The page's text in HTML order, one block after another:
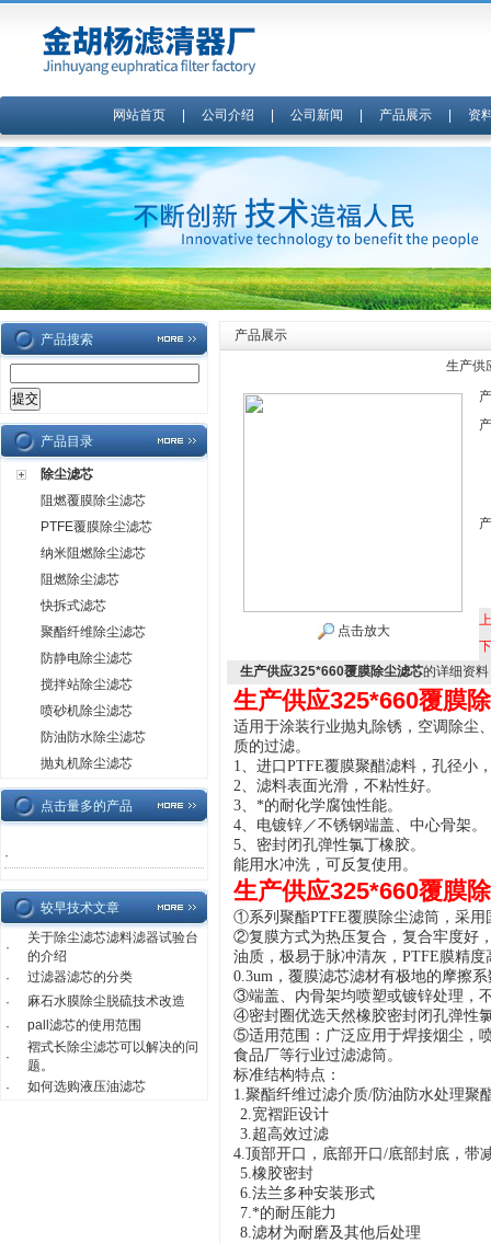
网站首页| 公司介绍 公司新闻 产品展示| 资
产品搜索
产品目录
除尘滤芯
阻燃覆膜除尘滤芯
PTFE覆膜除尘滤芯
纳米阻燃除尘滤芯
阻燃除尘滤芯
快拆式滤芯
聚酯纤维除尘滤芯
防静电除尘滤芯
搅拌站除尘滤芯
喷砂机除尘滤芯
防油防水除尘滤芯
抛丸机除尘滤芯
点击量多的产品
·
较早技术文章
·
关于除尘滤芯滤料滤器试验台
的介绍
·
过滤器滤芯的分类
·
麻石水膜除尘脱硫技术改造
·
pall滤芯的使用范围
·
褶式长除尘滤芯可以解决的问
题。
·
如何选购液压油滤芯
产品展示
生产供
点击放大
生产供应325*660覆膜除尘滤芯的详细资
生产供应325*660覆膜
适用于涂装行业抛丸除锈，空调除尘
质的过滤。
1、进口PTFE覆膜聚醋滤料，孔径小
2、滤料表面光滑，不粘性好。
3、 *的耐化学腐蚀性能。
4、电镀锌／不锈钢端盖、中心骨架。
5、密封闭孔弹性氯丁橡胶。
能用水冲洗，可反复使用。
生产供应325*660覆膜
①系列聚酯PTFE覆膜除尘滤筒，采
②复膜方式为热压复合，复合牢度好
油质，极易于脉冲清灰，PTFE膜精
0.3um，覆膜滤芯滤材有极地的摩擦
③端盖、内骨架均喷塑或镀锌处理，
④密封圈优选天然橡胶密封闭孔弹性
⑤适用范围：广泛应用于焊接烟尘，
食品厂等行业过滤滤筒。
标准结构特点：
1.聚酯纤维过滤介质/防油防水处理聚
2.宽褶距设计
3.超高效过滤
4.顶部开口，底部开口/底部封底，带
5.橡胶密封
6.法兰多种安装形式
7.*的耐压能力
8.滤材为耐磨及其他后处理